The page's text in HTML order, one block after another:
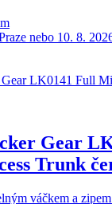
nebo 10. 8.
Gear
Trunk
váčkem a